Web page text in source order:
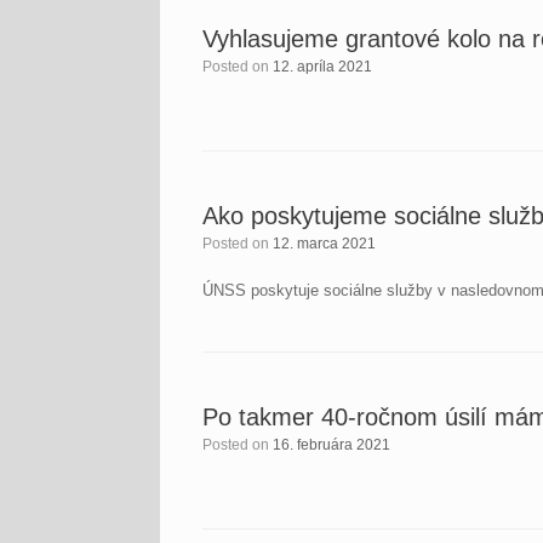
Vyhlasujeme grantové kolo na
Posted on 12. apríla 2021
Ako poskytujeme sociálne
Posted on 12. marca 2021
ÚNSS poskytuje sociálne služby v
Po takmer 40-ročnom úsilí
Posted on 16. februára 2021